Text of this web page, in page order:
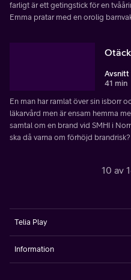
farligt är ett getingstick för en
Emma pratar med en orolig
Avsnitt
41 min
En man har ramlat över sin isborr
läkarvård men är ensam hemma
samtal om en brand vid SMHI i
ska då varna om förhöjd brandrisk?
10 av
Telia Play
Information